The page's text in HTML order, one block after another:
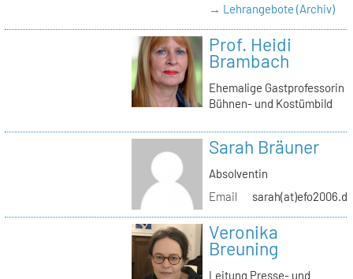
→ Lehrangebote (Archiv)
Prof. Heidi
Brambach
Ehemalige Gastprofessorin
Bühnen- und Kostümbild
Sarah Bräuner
Absolventin
Email
Veronika
Breuning
Leitung Presse- und